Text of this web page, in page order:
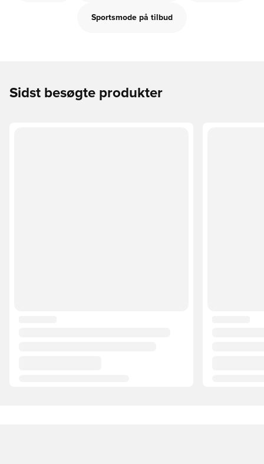
Sportsmode på tilbud
Sidst besøgte produkter